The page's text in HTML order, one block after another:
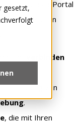
gesetzt,
B2B-Portal
zusätzlichen
und
verbinden
Einbindung von
.
, die mit Ihren